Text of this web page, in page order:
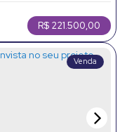
R$ 221.500,00